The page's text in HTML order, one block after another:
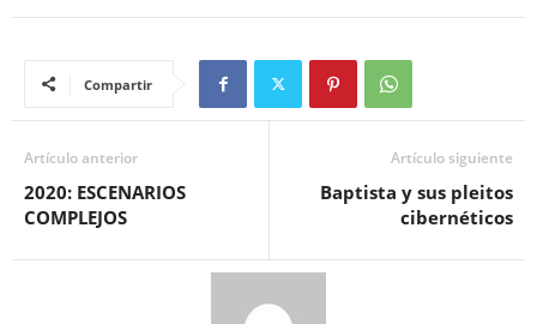
Compartir
Artículo anterior
2020: ESCENARIOS
COMPLEJOS
Artículo siguiente
Baptista y sus pleitos
cibernéticos